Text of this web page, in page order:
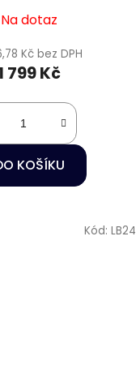
Na dotaz
Kč bez DPH
799 Kč
KOŠÍKU
Kód: LB24